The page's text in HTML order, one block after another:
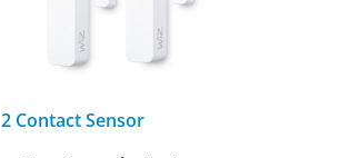
2 Contact Sensor